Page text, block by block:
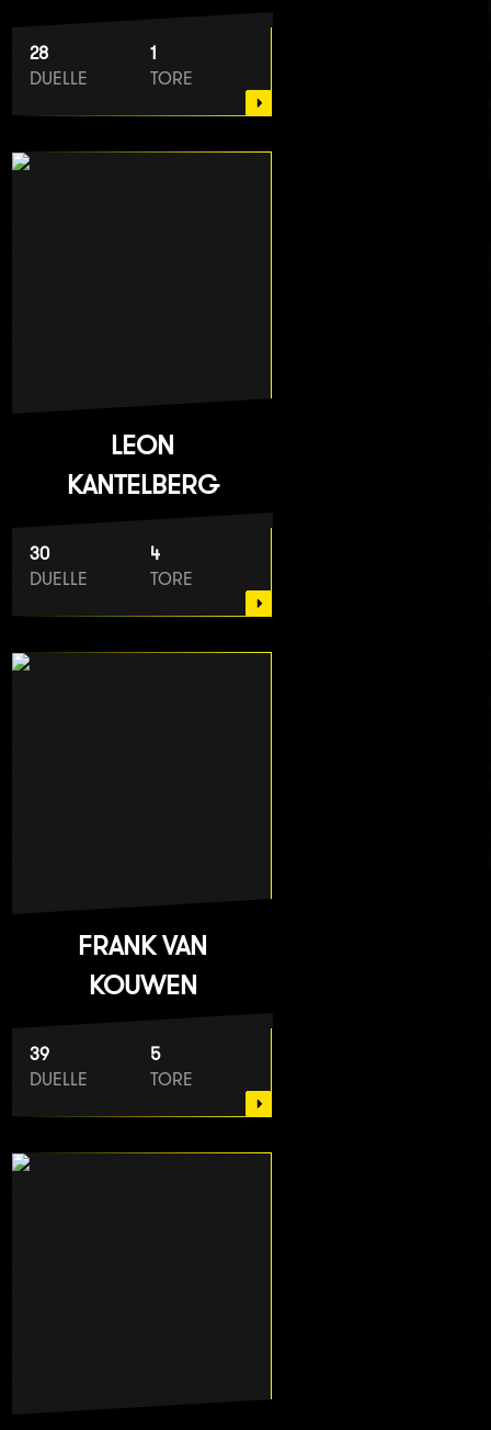
28
DUELLE
1
TORE
LEON
KANTELBERG
30
DUELLE
4
TORE
FRANK VAN
KOUWEN
39
DUELLE
5
TORE